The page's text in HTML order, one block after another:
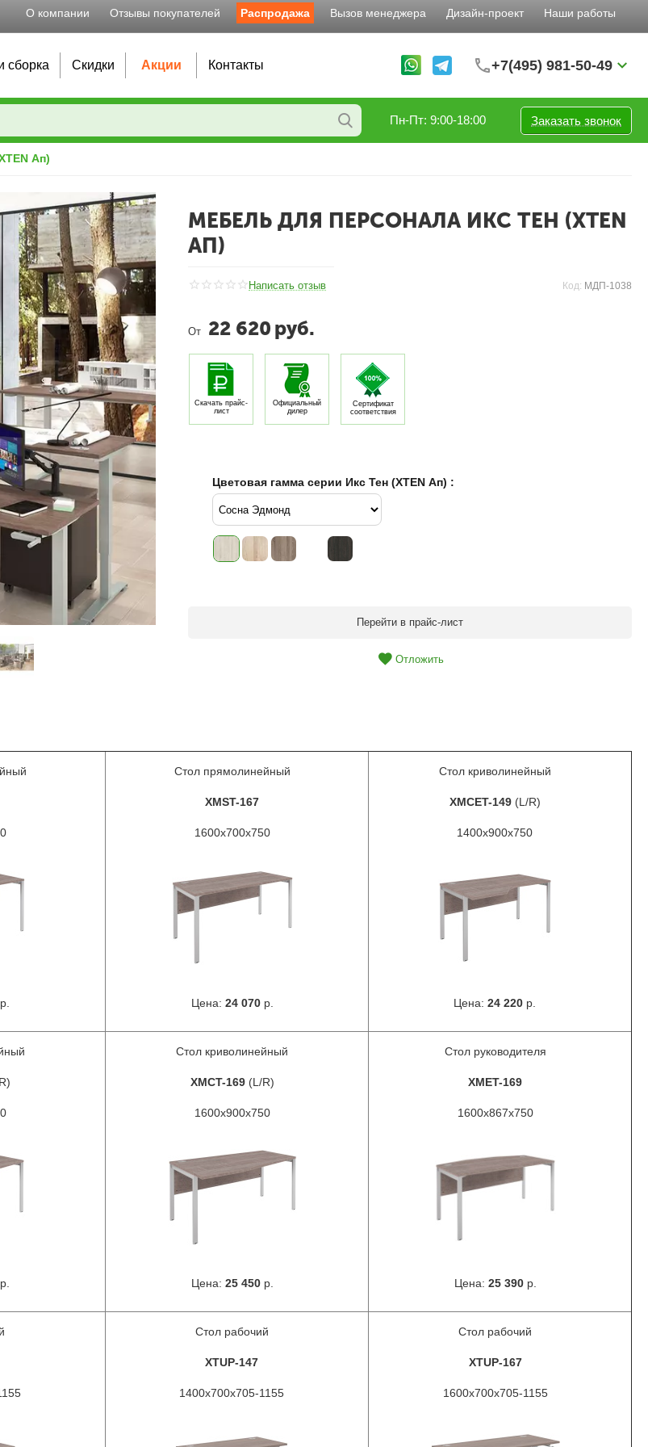
О компании Отзывы покупателей Распродажа Вызов менеджера Дизайн-проект Наши работы
сборка Скидки Акции Контакты +7(495) 981-50-49
Заказать звонок
Пн-Пт: 9:00-18:00
Ап)
МЕБЕЛЬ ДЛЯ ПЕРСОНАЛА ИКС ТЕН (XTEN
АП)
Написать отзыв Код: МДП-1038
От 22 620 руб.
Скачать прайс-
лист
Официальный
дилер
Сертификат
соответствия
Цветовая гамма серии Икс Тен (XTEN Ап) :
Перейти в прайс-лист
Отложить
р.
Стол прямолинейный
XMST-167
1600x700x750
Цена: 24 070р.
Стол криволинейный
XMCET-149(L/R)
1400x900x750
Цена: 24 220 р.
р.
Стол криволинейный
XMCT-169(L/R)
1600x900x750
Цена: 25 450р.
Стол руководителя
XMET-169
1600x867x750
Цена: 25 390р.
Стол рабочий
XTUP-147
1400x700x705-1155
Стол рабочий
XTUP-167
1600x700x705-1155